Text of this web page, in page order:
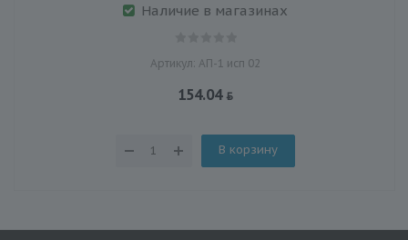
Наличие в магазинах
Артикул: АП-1 исп 02
154.04
В корзину